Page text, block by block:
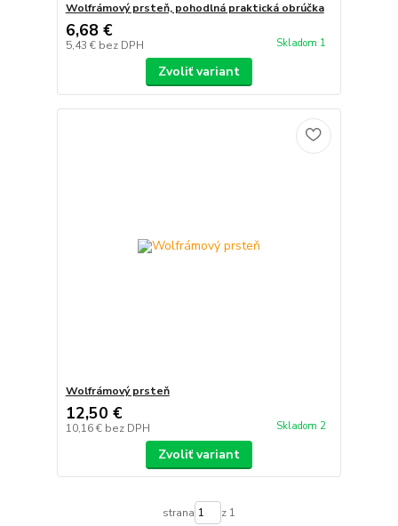
Wolfrámový prsteň, pohodlná praktická obrúčka
6,68 €
5,43 € bez DPH Skladom 1
Zvoliť variant
Wolfrámový prsteň
12,50 €
10,16 € bez DPH Skladom 2
Zvoliť variant
strana z 1